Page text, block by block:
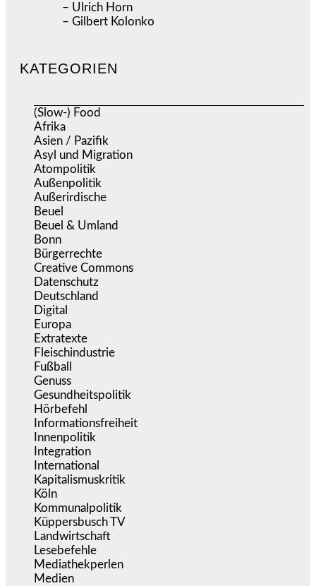
– Ulrich Horn
– Gilbert Kolonko
KATEGORIEN
(Slow-) Food
Afrika
Asien / Pazifik
Asyl und Migration
Atompolitik
Außenpolitik
Außerirdische
Beuel
Beuel & Umland
Bonn
Bürgerrechte
Creative Commons
Datenschutz
Deutschland
Digital
Europa
Extratexte
Fleischindustrie
Fußball
Genuss
Gesundheitspolitik
Hörbefehl
Informationsfreiheit
Innenpolitik
Integration
International
Kapitalismuskritik
Köln
Kommunalpolitik
Küppersbusch TV
Landwirtschaft
Lesebefehle
Mediathekperlen
Medien